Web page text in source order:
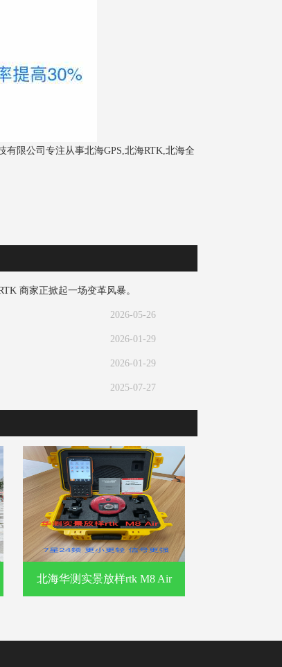
限公司专注从事北海GPS,北海RTK,北海全
商家正掀起一场变革风暴。​
2026-05-26
2026-01-29
2026-01-29
2025-07-27
北海华测实景放样rtk M8 Air